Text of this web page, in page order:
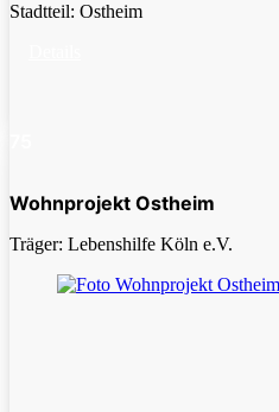
Stadtteil: Ostheim
Wohnprojekt Ostheim
Träger: Lebenshilfe Köln e.V.